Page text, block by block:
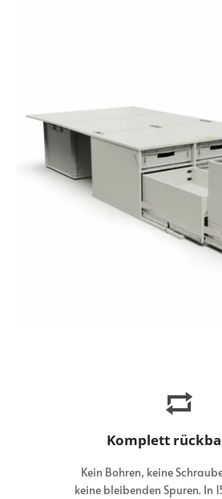
Komplett
Kein Bohren, keine
keine bleibenden Spuren. In